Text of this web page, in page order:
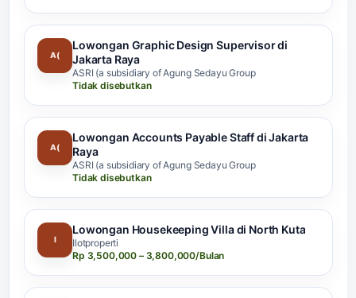
A(
Lowongan Graphic Design Supervisor di
Jakarta Raya
ASRI (a subsidiary of Agung Sedayu Group
Tidak disebutkan
A(
Lowongan Accounts Payable Staff di Jakarta
Raya
ASRI (a subsidiary of Agung Sedayu Group
Tidak disebutkan
I
Lowongan Housekeeping Villa di North Kuta
Ilotproperti
Rp 3,500,000 – 3,800,000/Bulan